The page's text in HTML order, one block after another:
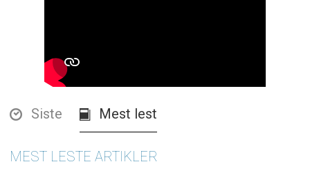
Siste Mest lest
MEST LESTE ARTIKLER